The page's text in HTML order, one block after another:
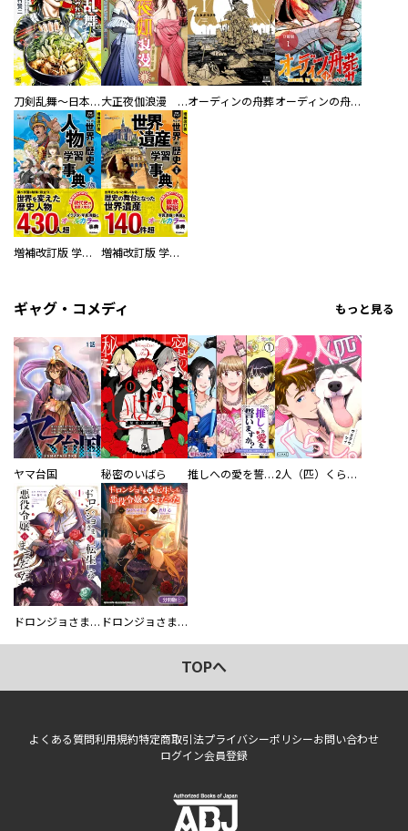
刀剣乱舞～日本号つれづれ酒～ 大正夜伽浪漫 －金曜日の花嫁—オーディンの舟葬 オーディンの舟葬 分冊版
増補改訂版 学研まんが NEW世界の歴史 別巻 人物学習事典 増補改訂版 学研まんが NEW世界の歴史 別巻 世界遺産学習事典
ギャグ・コメディ もっと見る
ヤマ台国 秘密のいばら 推しへの愛を誓いますか？～アラサー女子、推しは逃げぬが人生逃げる～ 2人（匹）くらし。
ドロンジョさまは転生しても悪役令嬢のままだった ドロンジョさまは転生しても悪役令嬢のままだった【分冊版】
TOPへ
よくある質問利用規約特定商取引法プライバシーポリシーお問い合わせ
ログイン会員登録